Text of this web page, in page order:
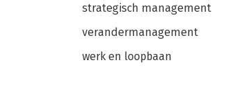
strategisch management
verandermanagement
werk en loopbaan